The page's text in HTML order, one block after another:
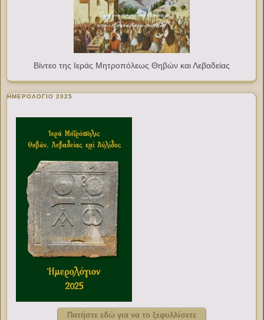
Βίντεο της Ιεράς Μητροπόλεως Θηβών και Λεβαδείας
ΗΜΕΡΟΛΟΓΙΟ 2025
Πατήστε εδώ για να το ξεφυλλίσετε